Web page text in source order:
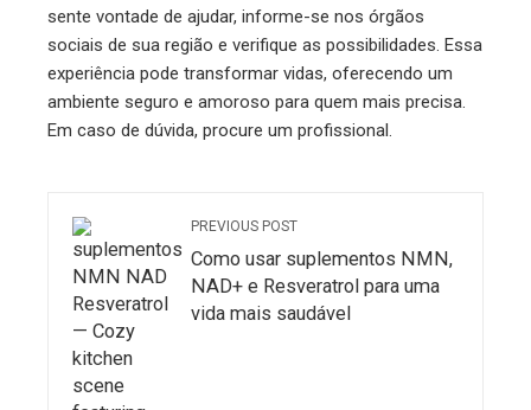
sente vontade de ajudar, informe-se nos órgãos
sociais de sua região e verifique as possibilidades. Essa
experiência pode transformar vidas, oferecendo um
ambiente seguro e amoroso para quem mais precisa.
Em caso de dúvida, procure um profissional.
PREVIOUS POST
Como usar suplementos NMN,
NAD+ e Resveratrol para uma
vida mais saudável